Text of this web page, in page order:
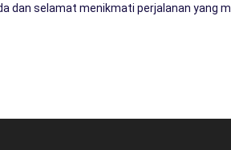
dan selamat menikmati perjalanan yang